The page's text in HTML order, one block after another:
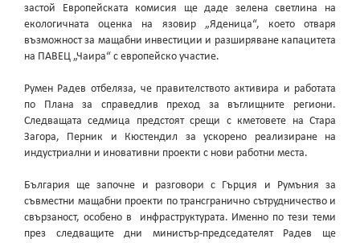
застой Европейската комисия ще даде зелена светлина на
екологичната оценка на язовир „Яденица“, което отваря
възможност за мащабни инвестиции и разширяване капацитета
на ПАВЕЦ „Чаира“ с европейско участие.
Румен Радев отбеляза, че правителството активира и работата
по Плана за справедлив преход за въглищните региони.
Следващата седмица предстоят срещи с кметовете на Стара
Загора, Перник и Кюстендил за ускорено реализиране на
индустриални и иновативни проекти с нови работни места.
България ще започне и разговори с Гърция и Румъния за
съвместни мащабни проекти по трансгранично сътрудничество и
свързаност, особено в инфраструктурата. Именно по тези теми
през следващите дни министър-председателят Радев ще